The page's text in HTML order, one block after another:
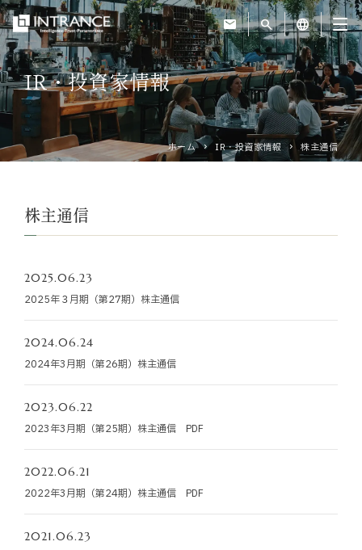
mail search language
トップ
企業情報
運営ホテル
IR・投資家情報
お役立ちコラム
採用情報
お問い合わせ
IR・投資家情報
ホーム IR・投資家情報 株主通信
株主通信
2025.06.23
2025年３月期（第27期）株主通信
2024.06.24
2024年3月期（第26期）株主通信
2023.06.22
2023年3月期（第25期）株主通信 PDF
2022.06.21
2022年3月期（第24期）株主通信 PDF
2021.06.23